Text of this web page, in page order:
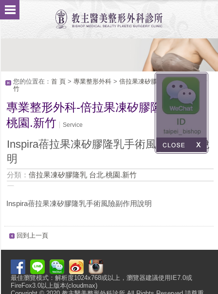
您的位置在： 首 頁> 專業整形外科> 倍拉果凍矽膠隆乳 台北.桃園.新
竹
專業整形外科-倍拉果凍矽膠隆乳 台北.
桃園.新竹
Service
Inspira蓓拉果凍矽膠隆乳手術風險副作用說
明
分類： 倍拉果凍矽膠隆乳 台北.桃園.新竹
Inspira蓓拉果凍矽膠隆乳手術風險副作用說明
回到上一頁
最佳瀏覽模式：解析度1024x768或以上，瀏覽器建議使用IE7.0或
FireFox3.0以上版本(cloudmax)